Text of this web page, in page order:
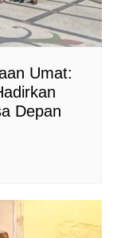
Umat:
Depan